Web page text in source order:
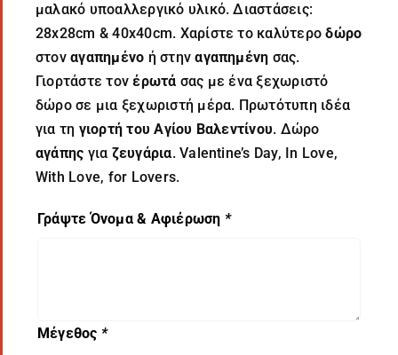
μαλακό υποαλλεργικό υλικό. Διαστάσεις:
28x28cm & 40x40cm. Χαρίστε το καλύτεροδώρο
στοναγαπημένο ή στηναγαπημένη σας.
Γιορτάστε τονέρωτά σας με ένα ξεχωριστό
δώρο σε μια ξεχωριστή μέρα. Πρωτότυπη ιδέα
για τη γιορτή του Αγίου Βαλεντίνου. Δώρο
αγάπης για ζευγάρια. Valentine’s Day, In Love,
With Love, for Lovers.
Γράψτε Όνομα & Αφιέρωση *
Μέγεθος *